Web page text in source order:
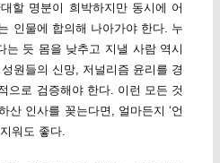
할 명분이 희박하지만 동시에 어
인물에 합의해 나아가야 한다. 누
는 듯 몸을 낮추고 지낼 사람 역시
원들의 신망, 저널리즘 윤리를 경
으로 검증해야 한다. 이런 모든 것
산 인사를 꽂는다면, 얼마든지 ‘언
워도 좋다.